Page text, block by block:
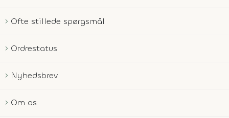
Ofte stillede spørgsmål
Ordrestatus
Nyhedsbrev
Om os